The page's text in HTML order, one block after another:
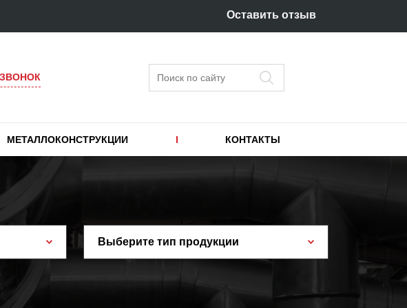
Оставить отзыв
Поиск
МЕТАЛЛОКОНСТРУКЦИИ КОНТАКТЫ
Выберите тип продукции